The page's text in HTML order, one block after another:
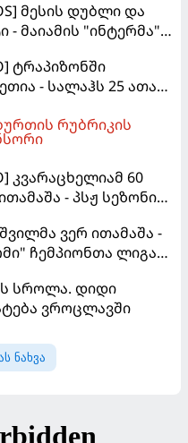
გადაწყდა
მესის დუბლი და
- მაიამის "ინტერმა"
ტრაპიზონში
- სალაჰს 25 ათასი
რუბრიკის
კვარაცხელიამ 60
- პსჟ სეზონის
ვერ ითამაშა -
ჩემპიონთა ლიგაზე
სროლა. დიდი
ვროცლავში
ნახვა